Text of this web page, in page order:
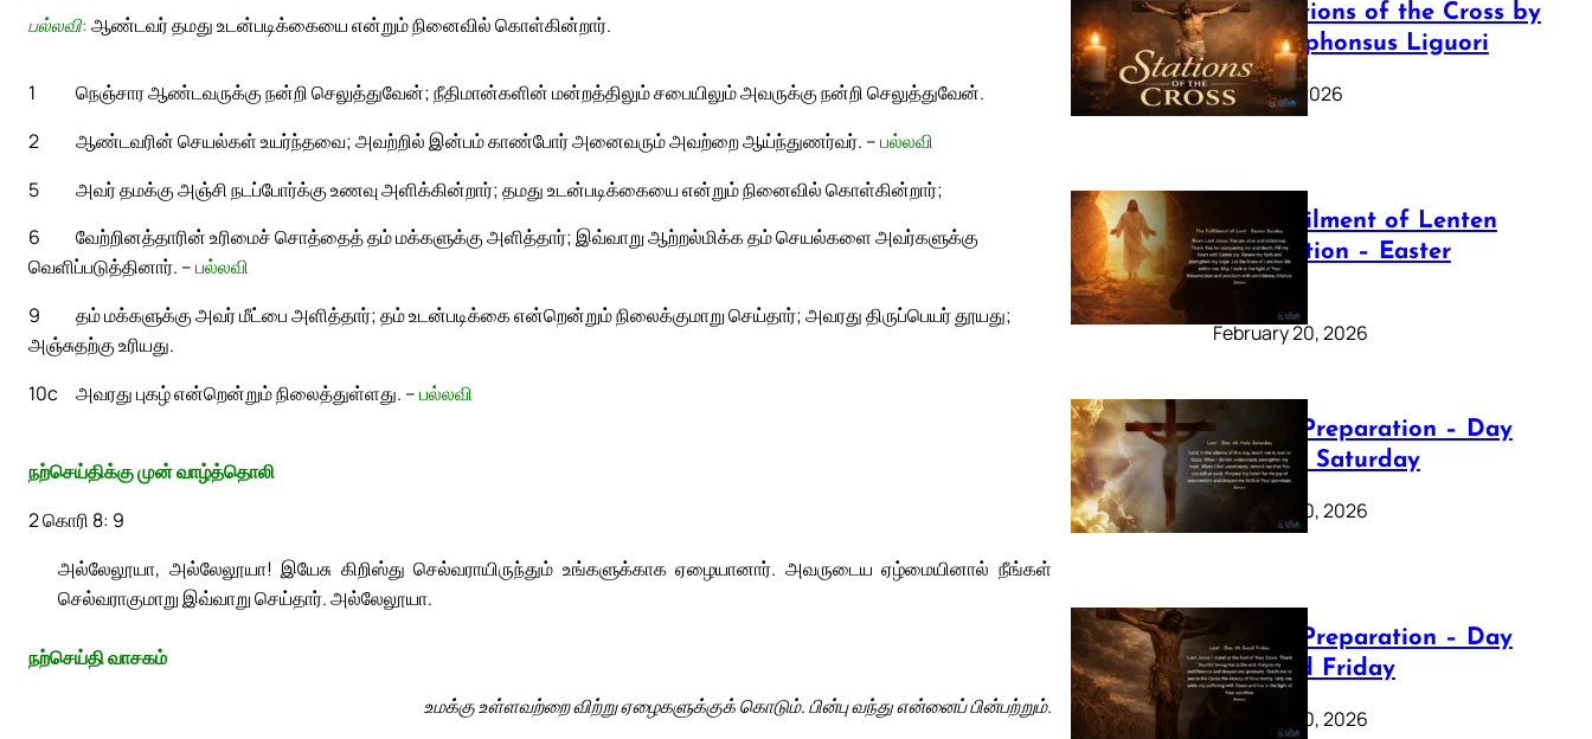
பல்லவி:ஆண்டவர் தமது உடன்படிக்கையை என்றும் நினைவில் கொள்கின்றார்.
1
நெஞ்சார ஆண்டவருக்கு நன்றி செலுத்துவேன்; நீதிமான்களின் மன்றத்திலும் சபையிலும் அவருக்கு நன்றி செலுத்துவேன்.
2
ஆண்டவரின் செயல்கள் உயர்ந்தவை; அவற்றில் இன்பம் காண்போர் அனைவரும் அவற்றை ஆய்ந்துணர்வர். –பல்லவி
5
அவர் தமக்கு அஞ்சி நடப்போர்க்கு உணவு அளிக்கின்றார்; தமது உடன்படிக்கையை என்றும் நினைவில் கொள்கின்றார்;
6
வேற்றினத்தாரின் உரிமைச் சொத்தைத் தம் மக்களுக்கு அளித்தார்; இவ்வாறு ஆற்றல்மிக்க தம் செயல்களை அவர்களுக்கு
வெளிப்படுத்தினார். –பல்லவி
9
தம் மக்களுக்கு அவர் மீட்பை அளித்தார்; தம் உடன்படிக்கை என்றென்றும் நிலைக்குமாறு செய்தார்; அவரது திருப்பெயர் தூயது;
அஞ்சுதற்கு உரியது.
10c
அவரது புகழ் என்றென்றும் நிலைத்துள்ளது. –பல்லவி
நற்செய்திக்கு முன் வாழ்த்தொலி
2 கொரி 8: 9
அல்லேலூயா, அல்லேலூயா! இயேசு கிறிஸ்து செல்வராயிருந்தும் உங்களுக்காக ஏழையானார். அவருடைய ஏழ்மையினால் நீங்கள்
செல்வராகுமாறு இவ்வாறு செய்தார். அல்லேலூயா.
நற்செய்தி வாசகம்
உமக்கு உள்ளவற்றை விற்று ஏழைகளுக்குக் கொடும். பின்பு வந்து என்னைப் பின்பற்றும்.
The Stations of the Cross by
Saint Alphonsus Liguori
March 16, 2026
The Fulfilment of Lenten
Preparation – Easter
Sunday
February 20, 2026
Lenten Preparation – Day
40: Holy Saturday
February 20, 2026
Lenten Preparation – Day
39: Good Friday
February 20, 2026